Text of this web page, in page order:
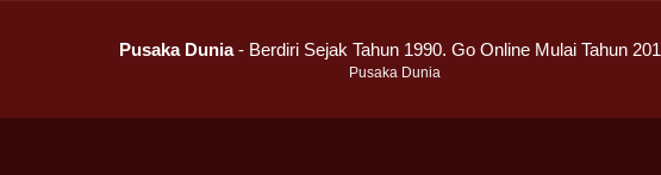
Pusaka Dunia- Berdiri Sejak Tahun 1990. Go Online Mulai Tahun
Pusaka Dunia